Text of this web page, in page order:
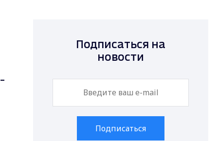
Подписаться на
новости
Подписаться